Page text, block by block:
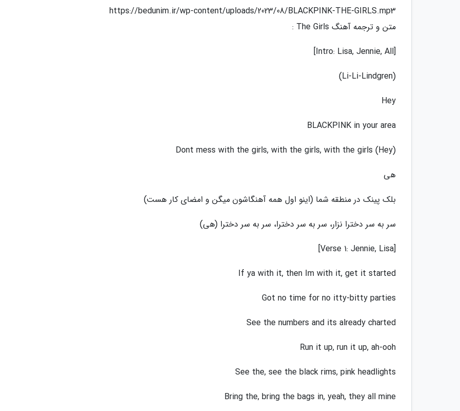
https://bedunim.ir/wp-content/uploads/2023/08/BLACKPINK-THE-GIRLS.mp3
متن و ترجمه آهنگ The Girls :
[Intro: Lisa, Jennie, All]
(Li-Li-Lindgren)
Hey
BLACKPINK in your area
Dont mess with the girls, with the girls, with the girls (Hey)
هی
بلک پینک در منطقه شما (اینو اول همه آهنگاشون میگن و امضای کار هست)
سر به سر دخترا نزار، سر به سر دخترا، سر به سر دخترا (هی)
[Verse 1: Jennie, Lisa]
If ya with it, then Im with it, get it started
Got no time for no itty-bitty parties
See the numbers and its already charted
Run it up, run it up, ah-ooh
See the, see the black rims, pink headlights
Bring the, bring the bags in, yeah, they all mine